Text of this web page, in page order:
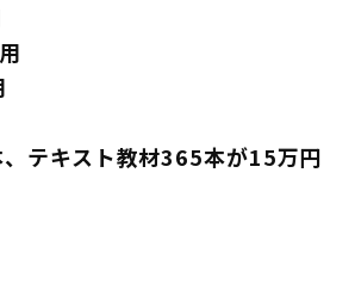
テキスト教材365本が15万円